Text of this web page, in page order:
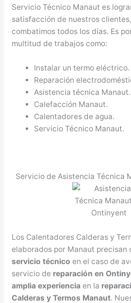
Servicio Técnico Manaut es
satisfacción de nuestros
combatimos todos los días. Es
multitud de trabajos como:
Instalar un termo eléctrico.
Reparación
Asistencia técnica Manaut.
Calefacción Manaut.
Calentadores de agua.
Servicio Técnico Manaut.
Servicio de Asistencia Técnica
Los Calentadores Calderas y
elaborados por Manaut precisan
servicio técnico en el caso de
servicio de reparación en
amplia experiencia en la
Calderas y Termos Manaut.